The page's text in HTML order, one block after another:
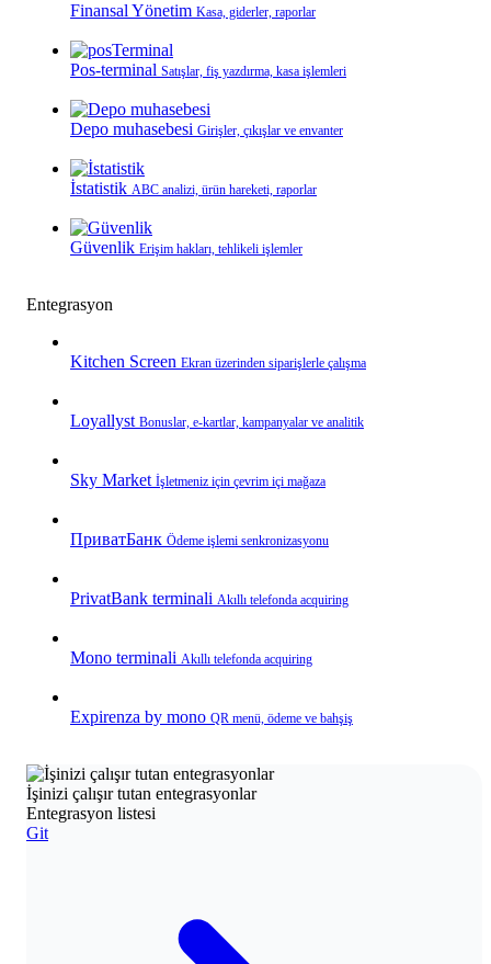
Finansal Yönetim Kasa, giderler, raporlar
Pos-terminal Satışlar, fiş yazdırma, kasa işlemleri
Depo muhasebesi Girişler, çıkışlar ve envanter
İstatistik ABC analizi, ürün hareketi, raporlar
Güvenlik Erişim hakları, tehlikeli işlemler
Entegrasyon
Kitchen Screen Ekran üzerinden siparişlerle çalışma
Loyallyst Bonuslar, e‑kartlar, kampanyalar ve analitik
Sky Market İşletmeniz için çevrim içi mağaza
ПриватБанк Ödeme işlemi senkronizasyonu
PrivatBank terminali Akıllı telefonda acquiring
Mono terminali Akıllı telefonda acquiring
Expirenza by mono QR menü, ödeme ve bahşiş
İşinizi çalışır tutan entegrasyonlar
Entegrasyon listesi
Git